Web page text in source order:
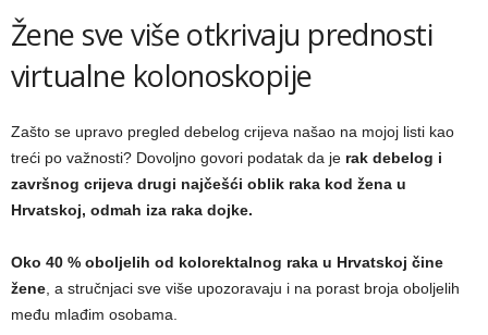
Žene sve više otkrivaju prednosti
virtualne kolonoskopije
Zašto se upravo pregled debelog crijeva našao na mojoj listi kao
treći po važnosti? Dovoljno govori podatak da je rak debelog i
završnog crijeva drugi najčešći oblik raka kod žena u
Hrvatskoj, odmah iza raka dojke.
Oko 40 % oboljelih od kolorektalnog raka u Hrvatskoj čine
žene , a stručnjaci sve više upozoravaju i na porast broja oboljelih
među mlađim osobama.